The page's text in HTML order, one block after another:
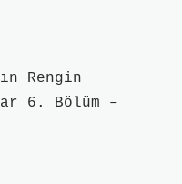
Rengin
6. Bölüm –